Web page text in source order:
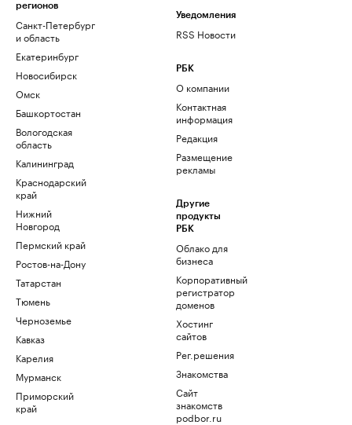
регионов
Санкт-Петербург
и область
Екатеринбург
Новосибирск
Омск
Башкортостан
Вологодская
область
Калининград
Краснодарский
край
Нижний
Новгород
Пермский край
Ростов-на-Дону
Татарстан
Тюмень
Черноземье
Кавказ
Карелия
Мурманск
Приморский
край
Уведомления
RSS Новости
РБК
О компании
Контактная
информация
Редакция
Размещение
рекламы
Другие
продукты
РБК
Облако для
бизнеса
Корпоративный
регистратор
доменов
Хостинг
сайтов
Рег.решения
Знакомства
Сайт
знакомств
podbor.ru